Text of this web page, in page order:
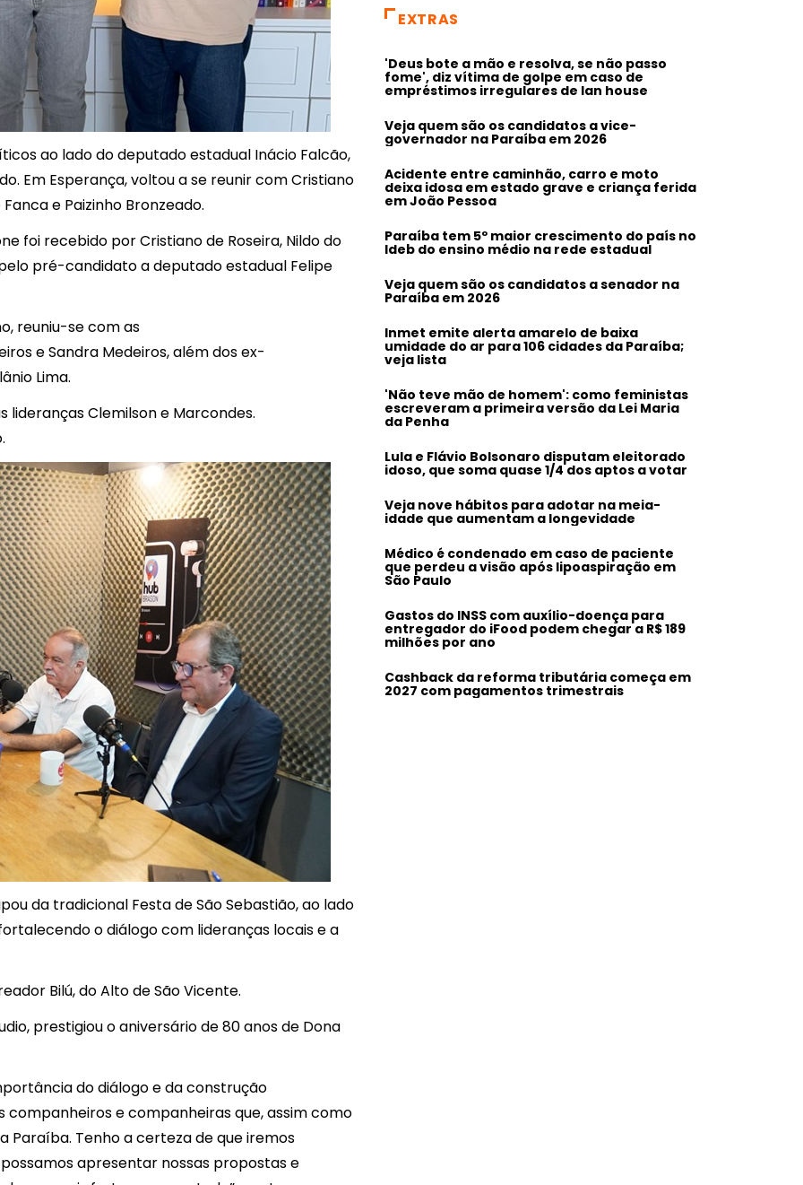
ao lado do deputado estadual Inácio Falcão,
Em Esperança, voltou a se reunir com Cristiano
e Paizinho Bronzeado.
foi recebido por Cristiano de Roseira, Nildo do
pré-candidato a deputado estadual Felipe
reuniu-se com as
e Sandra Medeiros, além dos ex-
Lima.
lideranças Clemilson e Marcondes.
da tradicional Festa de São Sebastião, ao lado
o diálogo com lideranças locais e a
Bilú, do Alto de São Vicente.
prestigiou o aniversário de 80 anos de Dona
do diálogo e da construção
companheiros e companheiras que, assim como
Paraíba. Tenho a certeza de que iremos
apresentar nossas propostas e
EXTRAS
'Deus bote a mão e resolva, se não passo
fome', diz vítima de golpe em caso de
empréstimos irregulares de lan house
Veja quem são os candidatos a vice-
governador na Paraíba em 2026
Acidente entre caminhão, carro e moto
deixa idosa em estado grave e criança ferida
em João Pessoa
Paraíba tem 5º maior crescimento do país no
Ideb do ensino médio na rede estadual
Veja quem são os candidatos a senador na
Paraíba em 2026
Inmet emite alerta amarelo de baixa
umidade do ar para 106 cidades da Paraíba;
veja lista
'Não teve mão de homem': como feministas
escreveram a primeira versão da Lei Maria
da Penha
Lula e Flávio Bolsonaro disputam eleitorado
idoso, que soma quase 1/4 dos aptos a votar
Veja nove hábitos para adotar na meia-
idade que aumentam a longevidade
Médico é condenado em caso de paciente
que perdeu a visão após lipoaspiração em
São Paulo
Gastos do INSS com auxílio-doença para
entregador do iFood podem chegar a R$ 189
milhões por ano
Cashback da reforma tributária começa em
2027 com pagamentos trimestrais